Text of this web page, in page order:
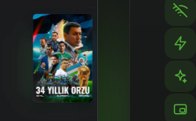
и императорская власть.